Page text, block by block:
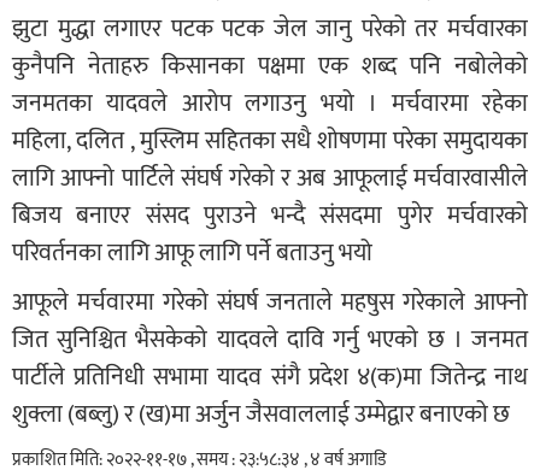
झुटा मुद्धा लगाएर पटक पटक जेल जानु परेको तर मर्चवारका
कुनैपनि नेताहरु किसानका पक्षमा एक शब्द पनि नबोलेको
जनमतका यादवले आरोप लगाउनु भयो । मर्चवारमा रहेका
महिला, दलित , मुस्लिम सहितका सधै शोषणमा परेका समुदायका
लागि आफ्नो पार्टिले संघर्ष गरेको र अब आफूलाई मर्चवारवासीले
बिजय बनाएर संसद पुराउने भन्दै संसदमा पुगेर मर्चवारको
परिवर्तनका लागि आफू लागि पर्ने बताउनु भयो
आफूले मर्चवारमा गरेको संघर्ष जनताले महषुस गरेकाले आफ्नो
जित सुनिश्चित भैसकेको यादवले दावि गर्नु भएको छ । जनमत
पार्टीले प्रतिनिधी सभामा यादव संगै प्रदेश ४(क)मा जितेन्द्र नाथ
शुक्ला (बब्लु) र (ख)मा अर्जुन जैसवाललाई उम्मेद्वार बनाएको छ
प्रकाशित मिति: २०२२-११-१७ , समय : २३:५८:३४ , ४ वर्ष अगाडि